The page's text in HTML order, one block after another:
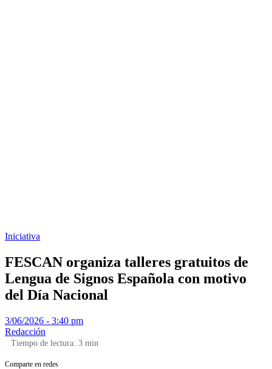
Iniciativa
FESCAN organiza talleres gratuitos de
Lengua de Signos Española con motivo
del Día Nacional
3/06/2026 - 3:40 pm
Redacción
Tiempo de lectura: 3 min
Comparte en redes